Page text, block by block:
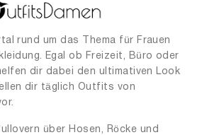
rund um das Thema für Frauen
Egal ob Freizeit, Büro oder
dir dabei den ultimativen Look
dir täglich Outfits von
über Hosen, Röcke und